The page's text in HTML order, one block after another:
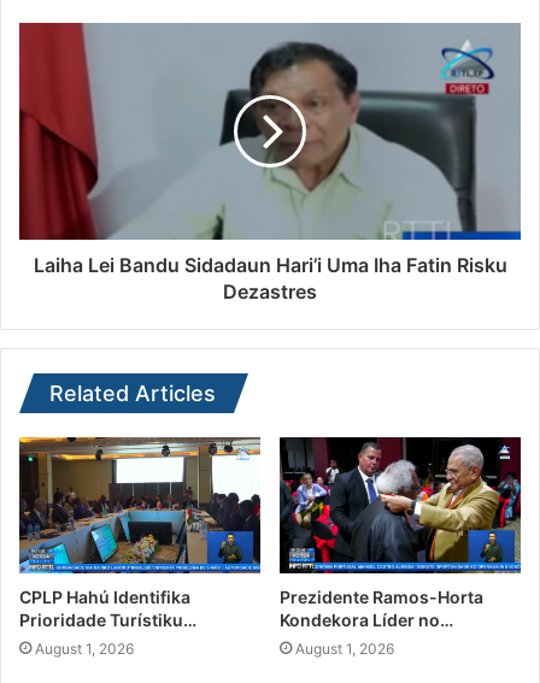
Laiha Lei Bandu Sidadaun Hari’i Uma Iha Fatin Risku
Dezastres
Related Articles
CPLP Hahú Identifika
Prioridade Turístiku…
August 1, 2026
Prezidente Ramos-Horta
Kondekora Líder no…
August 1, 2026